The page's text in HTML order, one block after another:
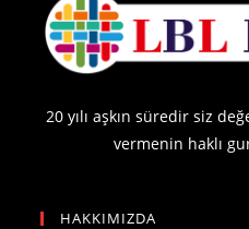
20 yılı aşkın süredir siz
vermenin haklı
HAKKIMIZDA